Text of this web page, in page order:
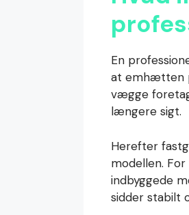
En
at emhætten
vægge
længere sigt.
Herefter
modellen.
indbyggede
sidder stabilt